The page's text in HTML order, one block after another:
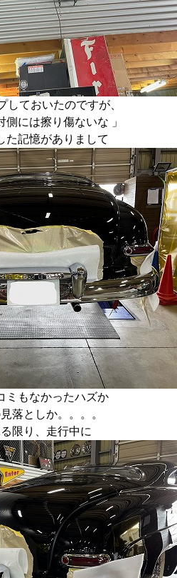
しておいたのですが、
側には擦り傷ないな 」
た記憶がありまして
ミもなかったハズか
落としか。。。。
限り、走行中に